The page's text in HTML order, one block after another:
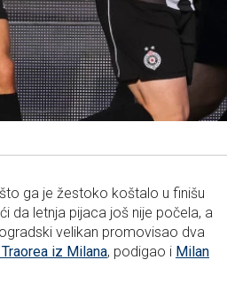
ga je žestoko koštalo u finišu
da letnja pijaca još nije počela, a
velikan promovisao dva
iz Milana, podigao i Milan